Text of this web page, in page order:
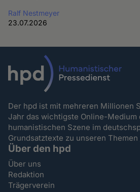
Ralf Nestmeyer
23.07.2026
Der hpd ist mit mehreren Millionen
Jahr das wichtigste Online-
humanistischen Szene im
Grundsatztexte zu unseren Themen
Über den hpd
Über uns
Redaktion
Trägerverein